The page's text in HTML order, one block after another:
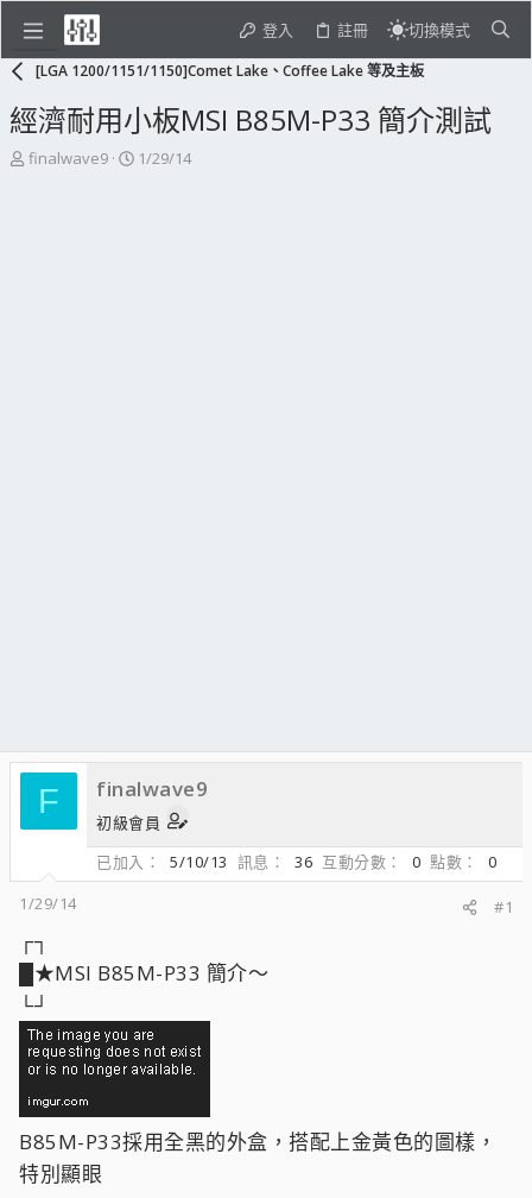
登入 註冊 切換模式
[LGA 1200/1151/1150]Comet Lake、Coffee Lake 等及主板
經濟耐用小板MSI B85M-P33 簡介測試
主
finalwave9
開
1/29/14
F finalwave9
初級會員
已加入
5/10/13 訊息 36 互動分數 0 點數
0
1/29/14
#1
┌┐
█★MSI B85M-P33 簡介～
└┘
B85M-P33採用全黑的外盒，搭配上金黃色的圖樣，
特別顯眼